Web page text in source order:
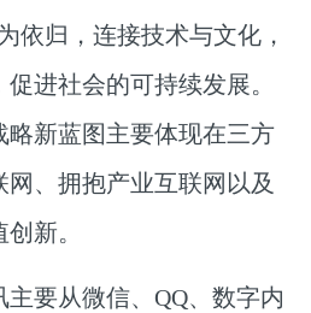
依归，连接技术与文化，
进社会的可持续发展。
略新蓝图主要体现在三方
、拥抱产业互联网以及
新。
要从微信、QQ、数字内